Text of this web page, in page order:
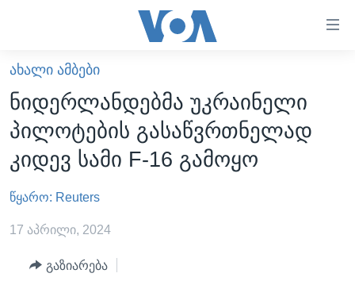
ხელმისაწვდომობისთვის
გადადით
მთავარზე
გადადით
მთავარ
ნავიგაციაზე
გადადით
ძიებაზე
ᲐᲮᲐᲚᲘ ᲐᲛᲑᲔᲑᲘ
ᲡᲐᲥᲐᲠᲗᲕᲔᲚᲝ
ᲐᲨᲨ
ᲐᲨᲨ-ᲘᲡ ᲐᲠᲩᲔᲕᲜᲔᲑᲘ 2024
ᲛᲡᲝᲤᲚᲘᲝ
ᲕᲘᲓᲔᲝᲔᲑᲘ
ᲐᲮᲐᲚᲘ ᲐᲛᲑᲔᲑᲘ
ნიდერლანდებმა უკრაინელი
პილოტების გასაწვრთნელად
კიდევ სამი F-16 გამოყო
წყარო: Reuters
17 აპრილი, 2024
გაზიარება